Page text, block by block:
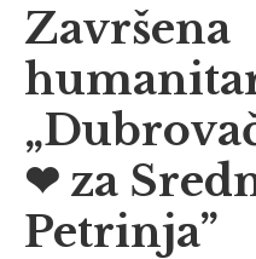
KONTAKT
Završena
❤ za
Petrinja”